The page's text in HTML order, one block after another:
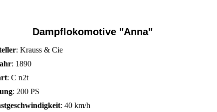
Dampflokomotive "Anna"
: Krauss & Cie
: 1890
: C n2t
: 200 PS
: 40 km/h